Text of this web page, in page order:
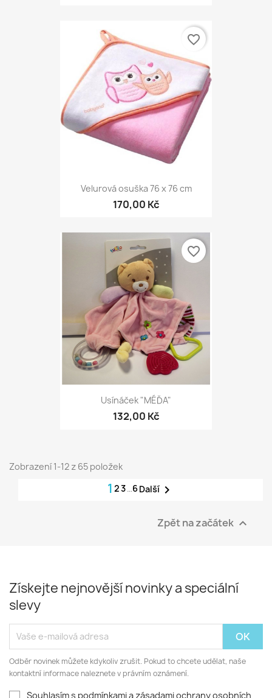
Velurová osuška 76 x 76 cm
170,00 Kč
favorite_border
Usínáček "MÉĎA"
132,00 Kč
favorite_border
Zobrazení 1-12 z 65 položek
1 23…6Další
Zpět na začátek 
Získejte nejnovější novinky a speciální
slevy
Odběr novinek můžete kdykoliv zrušit. Pokud to chcete udělat, naše
kontaktní informace naleznete v právním oznámení.
Souhlasím s podmínkami a zásadami ochrany osobních